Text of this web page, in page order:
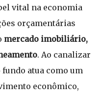
vital na economia
orçamentárias
mercado imobiliário,
. Ao canalizar
atua como um
econômico,